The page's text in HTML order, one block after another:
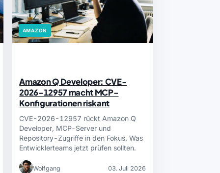
AMAZON
Amazon Q Developer: CVE-
2026-12957 macht MCP-
Konfigurationen riskant
CVE-2026-12957 rückt Amazon Q
Developer, MCP-Server und
Repository-Zugriffe in den Fokus. Was
Entwicklerteams jetzt prüfen sollten.
Wolfgang 03. Juli 2026